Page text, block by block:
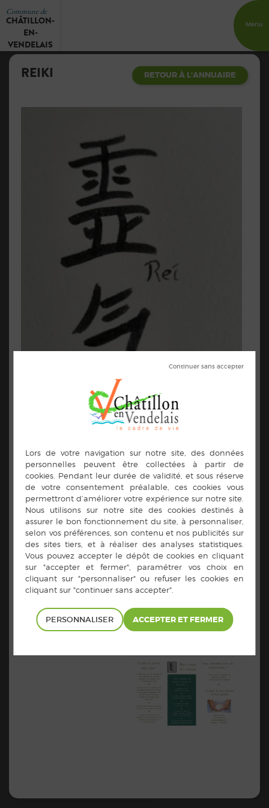
Commune de
CHÂTILLON-
EN-
VENDELAIS
Menu
REIKI RETOUR À L'ANNUAIRE
Reiki - Kelc'h de Vie
Christel Eeckels
Adresse :
Lieu-dit La Devinelière 35210 Châtillon-en-Vendelais
Contacts :
07.68.65.69.16
kelchdevie@gmail.com
https://www.instagram.com/kelchdevie/
PERSONNALISER